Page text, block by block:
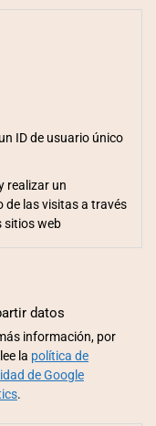
ID de usuario único
realizar un
de las visitas a través
sitios web
datos
información, por
la política de
de Google
.